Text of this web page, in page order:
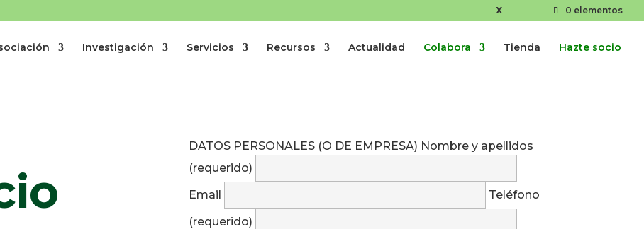
X 0 elementos
Investigación Servicios Recursos Actualidad Colabora Tienda Hazte socio
DATOS PERSONALES (O DE EMPRESA) Nombre y apellidos
(requerido)
Email
Teléfono
(requerido)